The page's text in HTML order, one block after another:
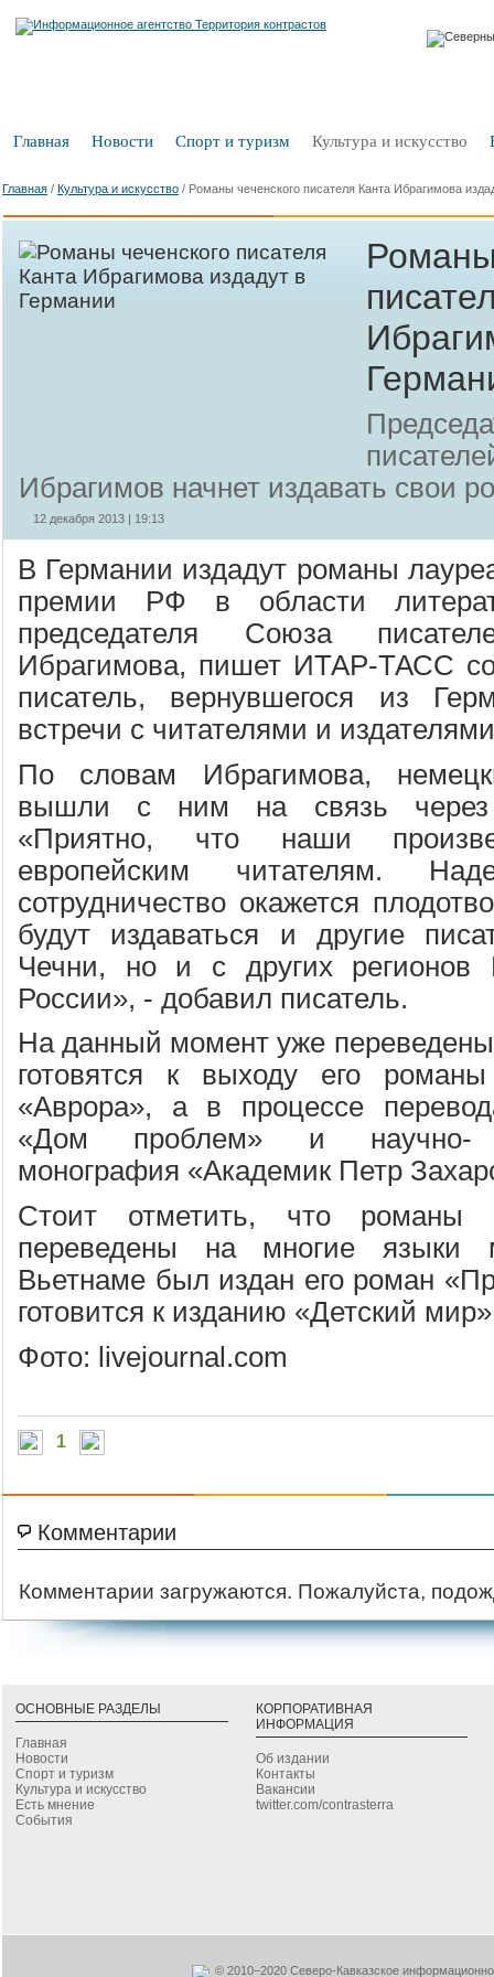
Главная Новости Спорт и туризм Культура и искусство
Главная / Культура и искусство / Романы чеченского писателя Канта Ибрагимова
Ибрагимов начнет издавать свои
12 декабря 2013 | 19:13
В Германии издадут романы
премии РФ в области
председателя Союза
Ибрагимова, пишет ИТАР-ТАСС
писатель, вернувшегося из
встречи с читателями и
По словам Ибрагимова,
вышли с ним на связь через
«Приятно, что наши
европейским читателям.
сотрудничество окажется
будут издаваться и другие
Чечни, но и с других регионов
России», - добавил писатель.
На данный момент уже
готовятся к выходу его
«Аврора», а в процессе
«Дом проблем» и научно-
монография «Академик Петр
Стоит отметить, что романы
переведены на многие языки
Вьетнаме был издан его роман
готовится к изданию «Детский
Фото: livejournal.com
1
Комментарии
Комментарии загружаются. Пожалуйста,
ОСНОВНЫЕ РАЗДЕЛЫ
Главная
Новости
Спорт и туризм
Культура и искусство
Есть мнение
События
КОРПОРАТИВНАЯ
ИНФОРМАЦИЯ
Об издании
Контакты
Вакансии
twitter.com/contrasterra
© 2010–2020 Северо-Кавказское